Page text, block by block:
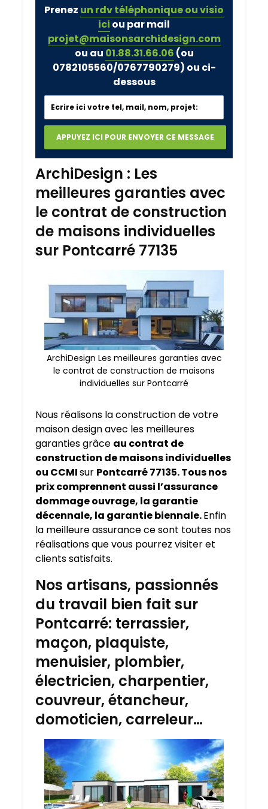
Prenez un rdv téléphonique ou visio
ici ou par mail
projet@maisonsarchidesign.com
ou au 01.88.31.66.06 (ou
0782105560/0767790279) ou ci-
dessous
ArchiDesign : Les
meilleures garanties avec
le contrat de construction
de maisons individuelles
sur Pontcarré 77135
ArchiDesign Les meilleures garanties avec
le contrat de construction de maisons
individuelles sur Pontcarré
Nous réalisons la construction de votre
maison design avec les meilleures
garanties grâce au contrat de
construction de maisons individuelles
ou CCMIsur Pontcarré 77135. Tous nos
prix comprennent aussi l’assurance
dommage ouvrage, la garantie
décennale, la garantie biennale.Enfin
la meilleure assurance ce sont toutes nos
réalisations que vous pourrez visiter et
clients satisfaits.
Nos artisans, passionnés
du travail bien fait sur
Pontcarré: terrassier,
maçon, plaquiste,
menuisier, plombier,
électricien, charpentier,
couvreur, étancheur,
domoticien, carreleur…